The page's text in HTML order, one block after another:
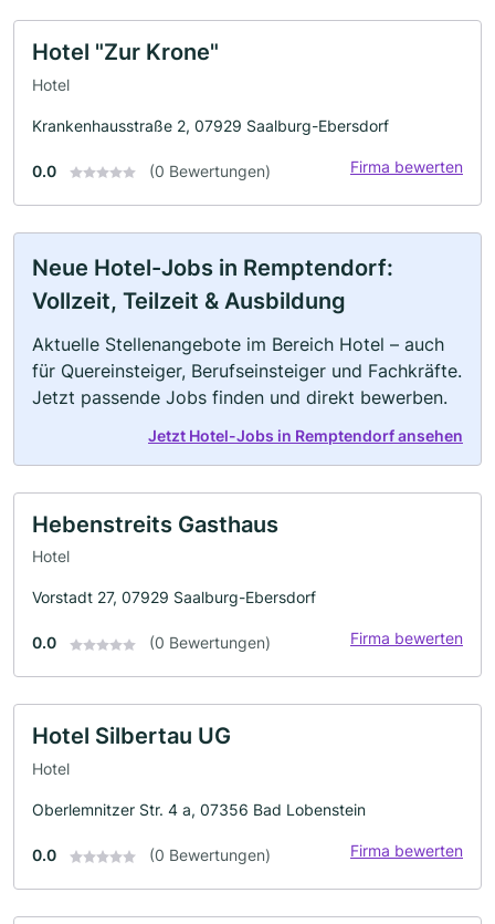
Hotel "Zur Krone"
Hotel
Krankenhausstraße 2, 07929 Saalburg-Ebersdorf
0.0 (0 Bewertungen) Firma bewerten
Neue Hotel-Jobs in Remptendorf:
Vollzeit, Teilzeit & Ausbildung
Aktuelle Stellenangebote im Bereich Hotel – auch
für Quereinsteiger, Berufseinsteiger und Fachkräfte.
Jetzt passende Jobs finden und direkt bewerben.
Jetzt Hotel-Jobs in Remptendorf ansehen
Hebenstreits Gasthaus
Hotel
Vorstadt 27, 07929 Saalburg-Ebersdorf
0.0 (0 Bewertungen) Firma bewerten
Hotel Silbertau UG
Hotel
Oberlemnitzer Str. 4 a, 07356 Bad Lobenstein
0.0 (0 Bewertungen) Firma bewerten